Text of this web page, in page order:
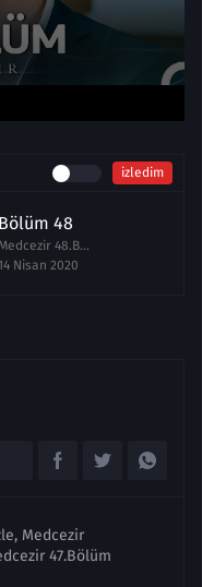
izledim
Bölüm 48
Medcezir 48.Bölüm izle
Nisan 2020
Medcezir
47.Bölüm